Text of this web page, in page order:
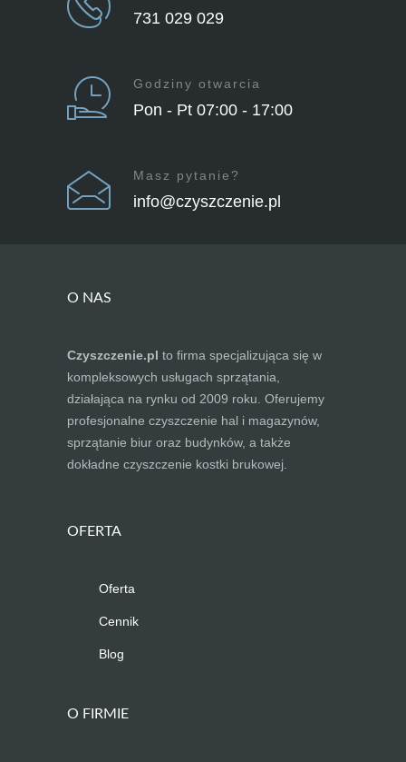
731 029 029
Godziny otwarcia
Pon - Pt 07:00 - 17:00
Masz pytanie?
info@czyszczenie.pl
O NAS
Czyszczenie.pl to firma specjalizująca się w
kompleksowych usługach sprzątania,
działająca na rynku od 2009 roku. Oferujemy
profesjonalne czyszczenie hal i magazynów,
sprzątanie biur oraz budynków, a także
dokładne czyszczenie kostki brukowej.
OFERTA
Oferta
Cennik
Blog
O FIRMIE